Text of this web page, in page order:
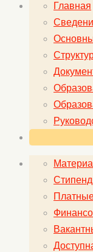
Главная